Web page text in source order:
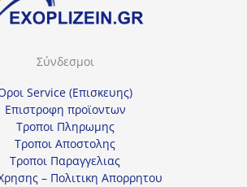
Σύνδεσμοι
Service (Επισκευης)
Επιστροφη προϊοντων
Τροποι Πληρωμης
Τροποι Αποστολης
Τροποι Παραγγελιας
– Πολιτικη Απορρητου